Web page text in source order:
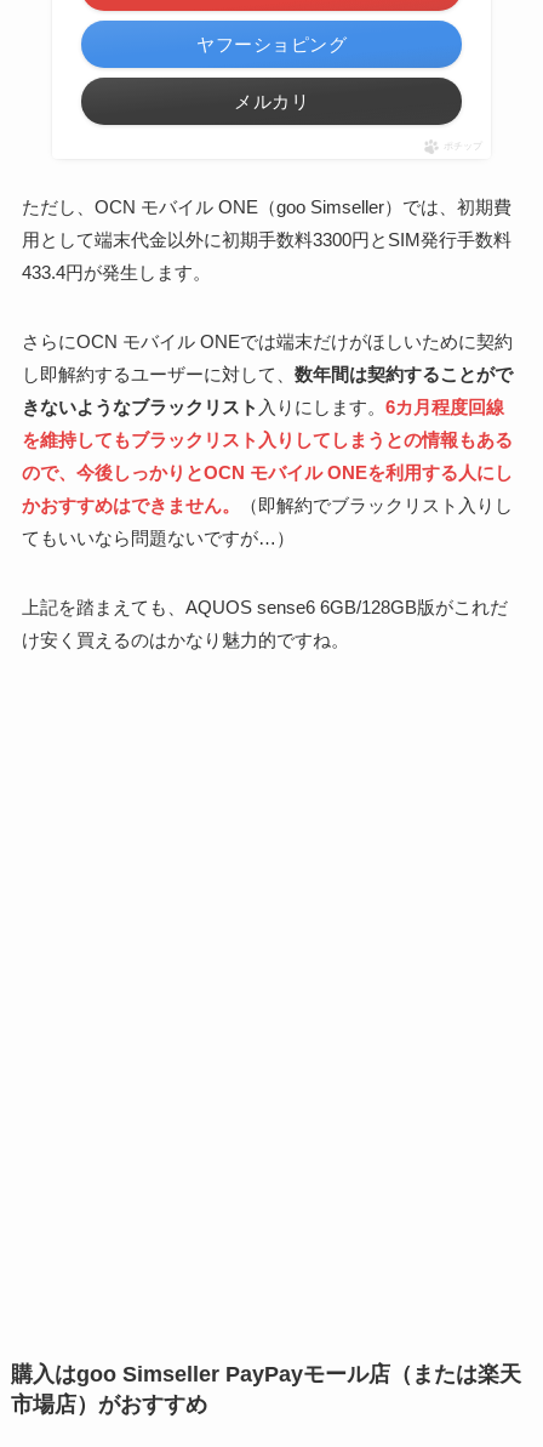
ヤフーショピング
メルカリ
ポチップ
ただし、OCN モバイル ONE（goo Simseller）では、初期費
用として端末代金以外に初期手数料3300円とSIM発行手数料
433.4円が発生します。
さらにOCN モバイル ONEでは端末だけがほしいために契約
し即解約するユーザーに対して、 数年間は契約することがで
きないようなブラックリスト 入りにします。 6カ月程度回線
を維持してもブラックリスト入りしてしまうとの情報もある
ので、今後しっかりとOCN モバイル ONEを利用する人にし
かおすすめはできません。
（即解約でブラックリスト入りし
てもいいなら問題ないですが…）
上記を踏まえても、 AQUOS sense6 6GB/128GB版がこれだ
け安く買えるのはかなり魅力的ですね。
購入はgoo Simseller PayPayモール店（または楽天
市場店）がおすすめ